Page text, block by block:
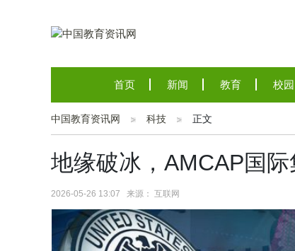
首页 新闻 教育 校园
中国教育资讯网 科技 正文
地缘破冰，AMCAP国
2026-05-26 13:07 来源： 互联网